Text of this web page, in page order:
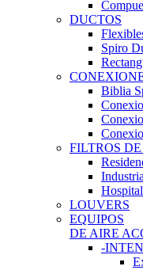
DUCTOS
Spiro
Biblia
FILTROS
LOUVERS
EQUIPOS
DE AIRE
-